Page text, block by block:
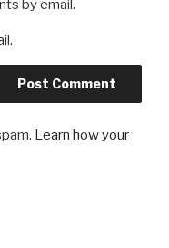
by email.
Learn how your